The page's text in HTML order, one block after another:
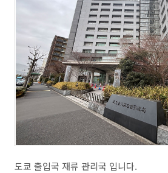
도쿄 출입국 재류 관리국 입니다.